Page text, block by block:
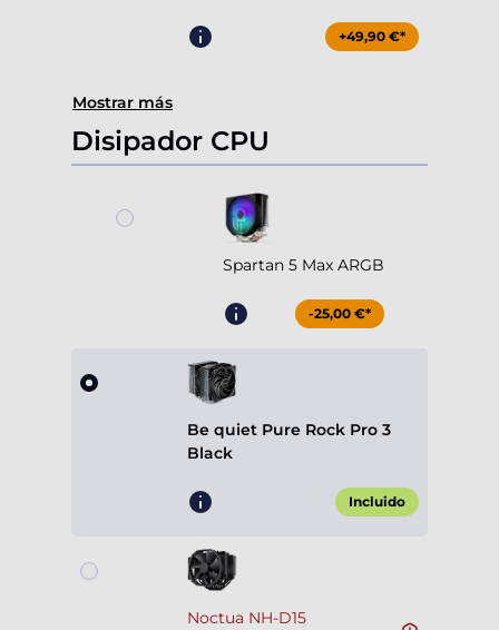
+49,90 €*
Mostrar más
Disipador CPU
Spartan 5 Max ARGB
-25,00 €*
Be quiet Pure Rock Pro 3
Black
Incluido
Noctua NH-D15